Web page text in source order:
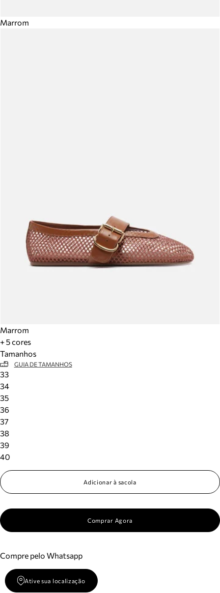
Marrom
Marrom
+ 5 cores
Tamanhos
GUIA DE TAMANHOS
33
34
35
36
37
38
39
40
Adicionar à sacola
Comprar Agora
Compre pelo Whatsapp
Ative sua localização